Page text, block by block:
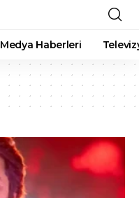
Medya Haberleri